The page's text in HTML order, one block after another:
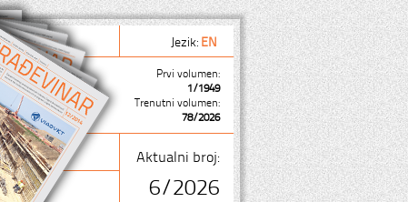
Jezik:EN
Prvi volumen:
1/1949
Trenutni volumen:
78/2026
Aktualni broj:
6/2026